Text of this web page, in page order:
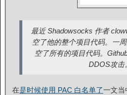
最近 Shadowsocks 作者
空了他的整个项目代码。一
空了所有的项目代码。
DDOS攻击。
在是时候使用 PAC 白名单了一文当